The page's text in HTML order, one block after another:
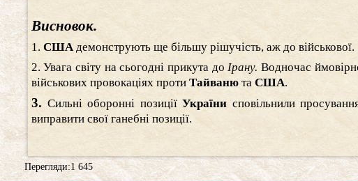
Висновок.
1. США демонструють ще більшу рішучість, аж до військової.
2. Увага світу на сьогодні прикута до Ірану.Водночас
військових провокаціях проти Тайваню та США.
3.Сильні оборонні позиціїУкраїни сповільнили
виправити свої ганебні позиції.
Перегляди:1 645